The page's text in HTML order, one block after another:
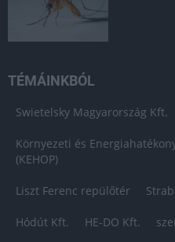
TÉMÁINKBÓL
Swietelsky Magyarország Kft.
Környezeti és
(KEHOP)
Liszt Ferenc repülőtér
Hódút Kft. HE-DO Kft.